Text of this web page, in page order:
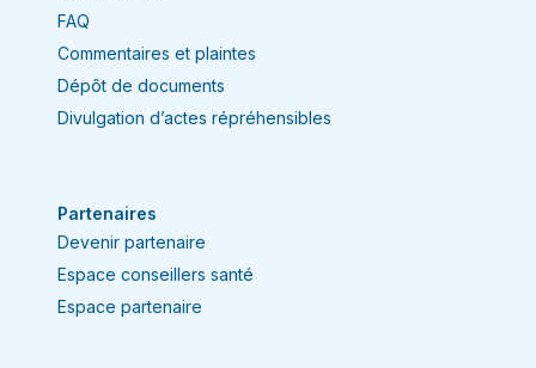
FAQ
Commentaires et plaintes
Dépôt de documents
Divulgation d’actes répréhensibles
Partenaires
Devenir partenaire
Espace conseillers santé
Espace partenaire